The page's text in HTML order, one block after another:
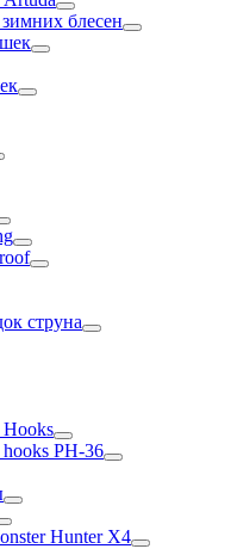
блесен
струна
Hooks
hooks PH-36
Hunter X4